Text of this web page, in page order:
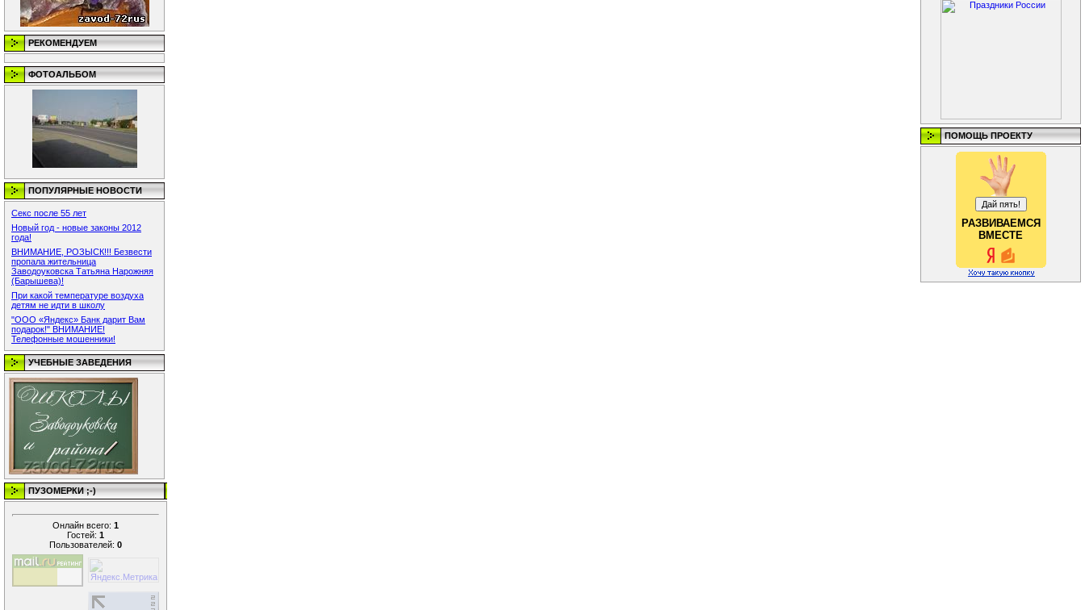
РЕКОМЕНДУЕМ
ФОТОАЛЬБОМ
ПОПУЛЯРНЫЕ НОВОСТИ
Секс после 55 лет
Новый год - новые законы 2012
года!
ВНИМАНИЕ, РОЗЫСК!!! Безвести
пропала жительница
Заводоуковска Татьяна Нарожняя
(Барышева)!
При какой температуре воздуха
детям не идти в школу
"ООО «Яндекс» Банк дарит Вам
подарок!" ВНИМАНИЕ!
Телефонные мошенники!
УЧЕБНЫЕ ЗАВЕДЕНИЯ
ПУЗОМЕРКИ ;-)
Онлайн всего: 1
Гостей: 1
Пользователей: 0
ПОМОЩЬ ПРОЕКТУ
РАЗВИВАЕМСЯ
ВМЕСТЕ